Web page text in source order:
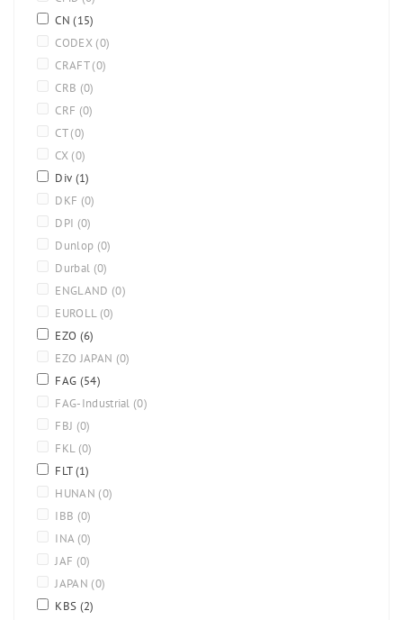
CN(15)
CODEX (0)
CRAFT(0)
CRB (0)
CRF (0)
CT(0)
CX (0)
Div (1)
DKF (0)
DPI (0)
Dunlop (0)
Durbal (0)
ENGLAND (0)
EUROLL (0)
EZO (6)
EZO JAPAN (0)
FAG (54)
FAG-Industrial (0)
FBJ (0)
FKL (0)
FLT(1)
HUNAN (0)
IBB (0)
INA (0)
JAF (0)
JAPAN (0)
KBS (2)